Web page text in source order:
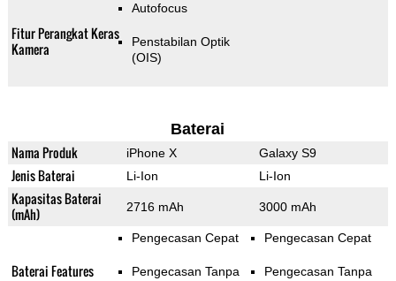
Fitur Perangkat Keras
Kamera
Autofocus
Penstabilan Optik
(OIS)
Baterai
Nama Produk iPhone X Galaxy S9
Jenis Baterai Li-Ion Li-Ion
Kapasitas Baterai
(mAh)
2716 mAh 3000 mAh
Baterai Features
Pengecasan Cepat
Pengecasan Tanpa
Pengecasan Cepat
Pengecasan Tanpa